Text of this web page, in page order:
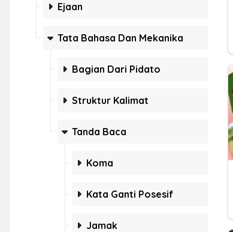
Ejaan
Tata Bahasa Dan Mekanika
Bagian Dari Pidato
Struktur Kalimat
Tanda Baca
Koma
Kata Ganti Posesif
Jamak